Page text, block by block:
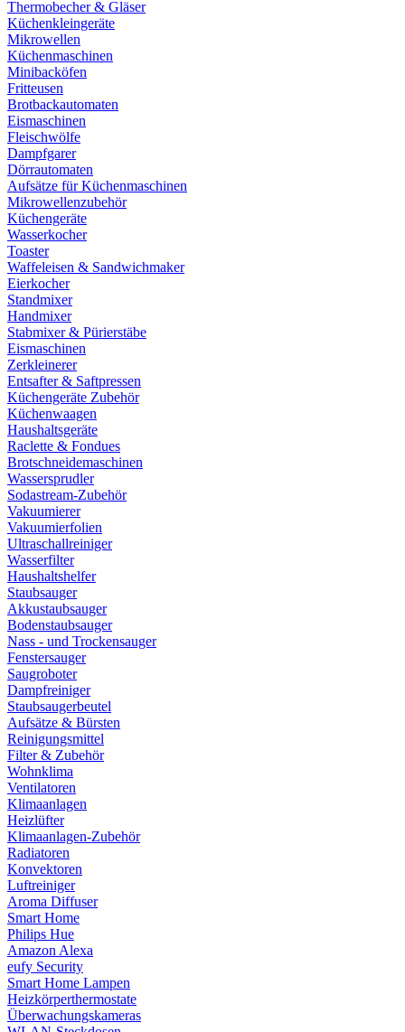
Thermobecher & Gläser
Küchenkleingeräte
Mikrowellen
Küchenmaschinen
Minibacköfen
Fritteusen
Brotbackautomaten
Eismaschinen
Fleischwölfe
Dampfgarer
Dörrautomaten
Aufsätze für Küchenmaschinen
Mikrowellenzubehör
Küchengeräte
Wasserkocher
Toaster
Waffeleisen & Sandwichmaker
Eierkocher
Standmixer
Handmixer
Stabmixer & Pürierstäbe
Eismaschinen
Zerkleinerer
Entsafter & Saftpressen
Küchengeräte Zubehör
Küchenwaagen
Haushaltsgeräte
Raclette & Fondues
Brotschneidemaschinen
Wassersprudler
Sodastream-Zubehör
Vakuumierer
Vakuumierfolien
Ultraschallreiniger
Wasserfilter
Haushaltshelfer
Staubsauger
Akkustaubsauger
Bodenstaubsauger
Nass - und Trockensauger
Fenstersauger
Saugroboter
Dampfreiniger
Staubsaugerbeutel
Aufsätze & Bürsten
Reinigungsmittel
Filter & Zubehör
Wohnklima
Ventilatoren
Klimaanlagen
Heizlüfter
Klimaanlagen-Zubehör
Radiatoren
Konvektoren
Luftreiniger
Aroma Diffuser
Smart Home
Philips Hue
Amazon Alexa
eufy Security
Smart Home Lampen
Heizkörperthermostate
Überwachungskameras